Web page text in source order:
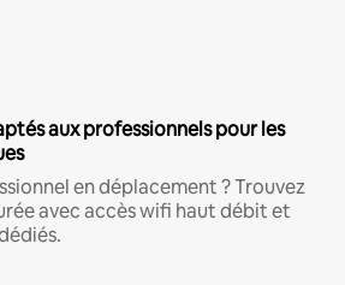
aux professionnels pour les
en déplacement ? Trouvez
avec accès wifi haut débit et